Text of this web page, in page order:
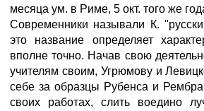
месяца ум. в Риме, 5 окт. того же
Современники называли К.
это название определяет
вполне точно. Начав свою
учителям своим, Угрюмову и
себе за образцы Рубенса и
своих работах, слить воедино